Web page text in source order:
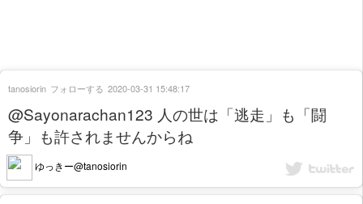
@Sayonarachan123 人の世は「逃走」も「闘
争」も許されませんからね
ゆっきー@tanosiorin
tanosiorin フォローする 2020-03-31 15:48:17